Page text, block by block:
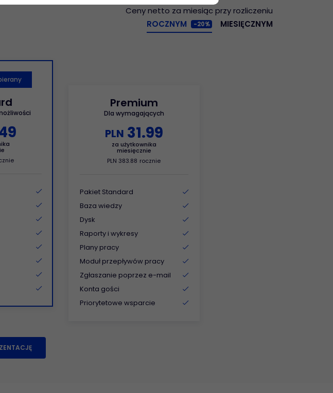
programem? Zgłoś
Kancelaria prawna
Ceny netto za miesiąc przy rozliczeniu
ROCZNYM
-20% MIESIĘCZNYM
Premium
Dla wymagających
PLN 31.99
za użytkownika
miesięcznie
PLN 383.88 rocznie
Pakiet Standard
Baza wiedzy
Dysk
Raporty i wykresy
Plany pracy
Moduł przepływów pracy
Zgłaszanie poprzez e-mail
Konta gości
Priorytetowe wsparcie